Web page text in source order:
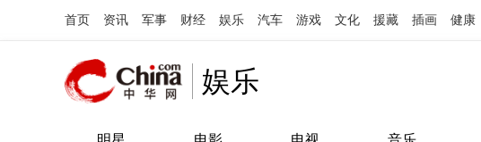
首页 资讯 军事 财经 娱乐 汽车 游戏 文化 援藏 插画 健康
娱乐